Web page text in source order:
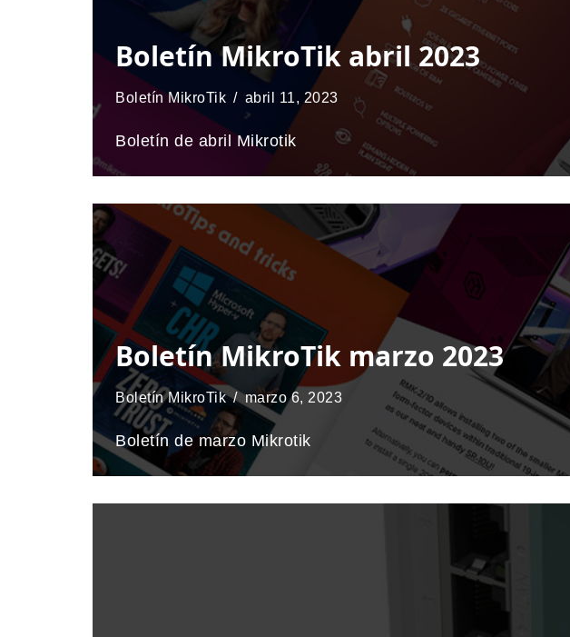
Boletín MikroTik abril 2023
Boletín MikroTik abril 11, 2023
Boletín de abril Mikrotik
Boletín MikroTik marzo 2023
Boletín MikroTik marzo 6, 2023
Boletín de marzo Mikrotik